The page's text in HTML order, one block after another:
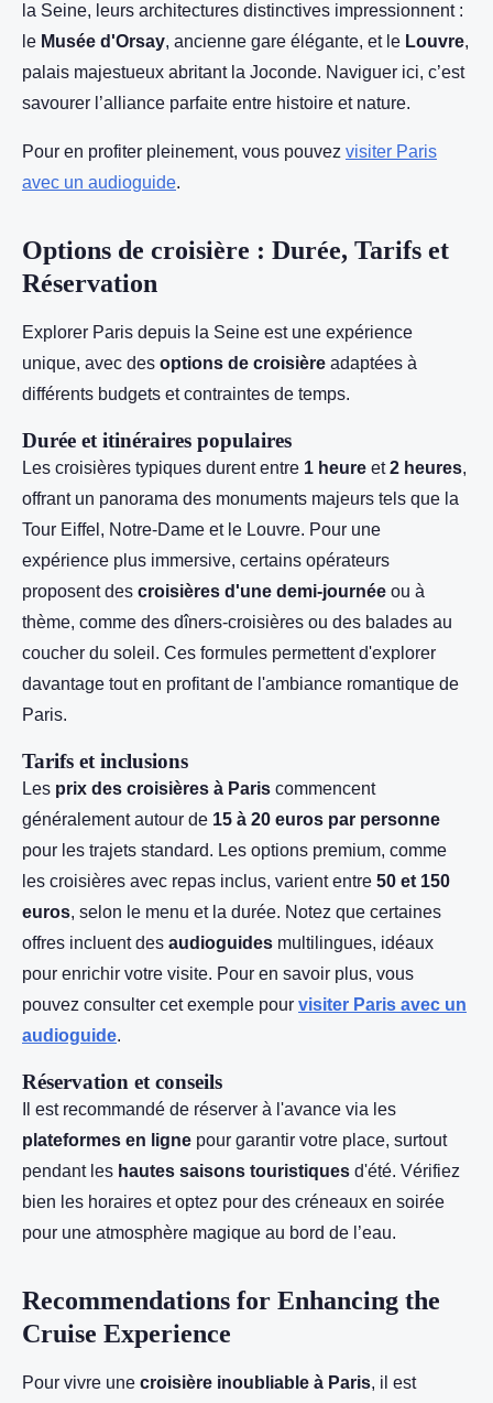
la Seine, leurs architectures distinctives impressionnent :
le Musée d'Orsay, ancienne gare élégante, et le Louvre,
palais majestueux abritant la Joconde. Naviguer ici, c’est
savourer l’alliance parfaite entre histoire et nature.
Pour en profiter pleinement, vous pouvez visiter Paris
avec un audioguide.
Options de croisière : Durée, Tarifs et
Réservation
Explorer Paris depuis la Seine est une expérience
unique, avec des options de croisière adaptées à
différents budgets et contraintes de temps.
Durée et itinéraires populaires
Les croisières typiques durent entre 1 heure et2 heures,
offrant un panorama des monuments majeurs tels que la
Tour Eiffel, Notre-Dame et le Louvre. Pour une
expérience plus immersive, certains opérateurs
proposent des croisières d'une demi-journée ou à
thème, comme des dîners-croisières ou des balades au
coucher du soleil. Ces formules permettent d'explorer
davantage tout en profitant de l'ambiance romantique de
Paris.
Tarifs et inclusions
Les prix des croisières à Paris commencent
généralement autour de 15 à 20 euros par personne
pour les trajets standard. Les options premium, comme
les croisières avec repas inclus, varient entre 50 et 150
euros, selon le menu et la durée. Notez que certaines
offres incluent des audioguides multilingues, idéaux
pour enrichir votre visite. Pour en savoir plus, vous
pouvez consulter cet exemple pour visiter Paris avec un
audioguide.
Réservation et conseils
Il est recommandé de réserver à l'avance via les
plateformes en ligne pour garantir votre place, surtout
pendant les hautes saisons touristiques d'été. Vérifiez
bien les horaires et optez pour des créneaux en soirée
pour une atmosphère magique au bord de l’eau.
Recommendations for Enhancing the
Cruise Experience
Pour vivre une croisière inoubliable à Paris, il est